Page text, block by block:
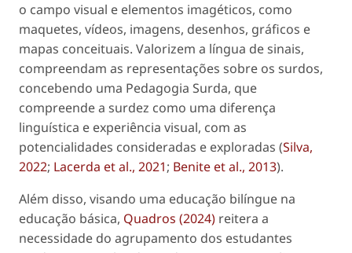
o campo visual e elementos imagéticos, como
maquetes, vídeos, imagens, desenhos, gráficos e
mapas conceituais. Valorizem a língua de sinais,
compreendam as representações sobre os surdos,
concebendo uma Pedagogia Surda, que
compreende a surdez como uma diferença
linguística e experiência visual, com as
potencialidades consideradas e exploradas (Silva,
2022; Lacerda et al., 2021; Benite et al., 2013).
Além disso, visando uma educação bilíngue na
educação básica, Quadros (2024) reitera a
necessidade do agrupamento dos estudantes